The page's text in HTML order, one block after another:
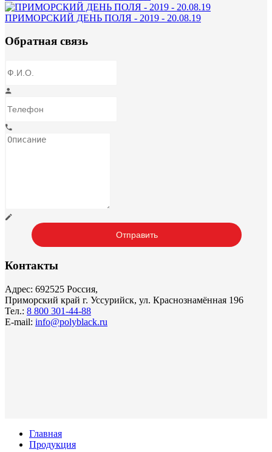
ПРИМОРСКИЙ ДЕНЬ ПОЛЯ - 2019 - 20.08.19
Обратная связь
Контакты
Адрес: 692525 Россия,
Приморский край г. Уссурийск, ул. Краснознамённая 196
Тел.: 8 800 301-44-88
E-mail: info@polyblack.ru
Главная
Продукция